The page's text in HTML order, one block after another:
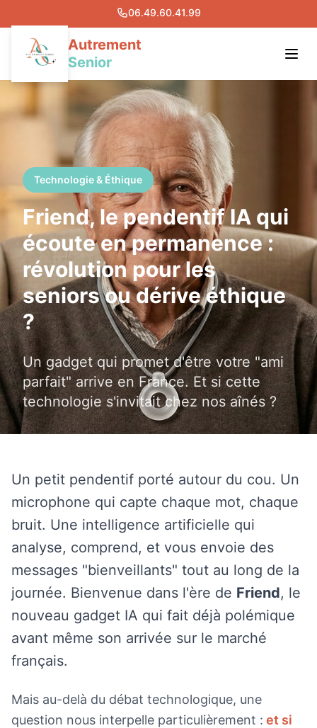
06.49.60.41.99
Autrement
Senior
Notre Solution
Presse
Devenir Care Manager
Ouvrez votre Agence
Notre centre de formation
Nous Contacter
Technologie & Éthique
Friend, le pendentif IA qui
écoute en permanence :
révolution pour les
seniors ou dérive éthique
?
Un gadget qui promet d'être votre "ami
parfait" arrive en France. Et si cette
technologie s'invitait chez nos aînés ?
Un petit pendentif porté autour du cou. Un
microphone qui capte chaque mot, chaque
bruit. Une intelligence artificielle qui
analyse, comprend, et vous envoie des
messages "bienveillants" tout au long de la
journée. Bienvenue dans l'ère de Friend, le
nouveau gadget IA qui fait déjà polémique
avant même son arrivée sur le marché
français.
Mais au-delà du débat technologique, une
question nous interpelle particulièrement : et si